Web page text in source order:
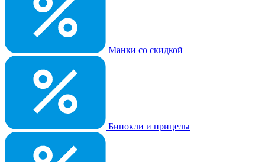
Манки со скидкой
Бинокли и прицелы